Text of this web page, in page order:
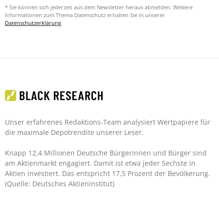
* Sie können sich jederzeit aus dem Newsletter heraus abmelden. Weitere
Informationen zum Thema Datenschutz erhalten Sie in unserer
Datenschutzerklärung
Unser erfahrenes Redaktions-Team analysiert Wertpapiere für
die maximale Depotrendite unserer Leser.
Knapp 12,4 Millionen Deutsche Bürgerinnen und Bürger sind
am Aktienmarkt engagiert. Damit ist etwa jeder Sechste in
Aktien investiert. Das entspricht 17,5 Prozent der Bevölkerung.
(Quelle: Deutsches Aktieninstitut)